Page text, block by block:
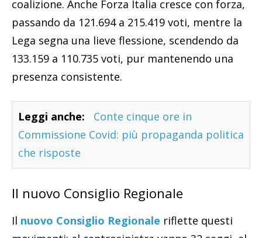
coalizione. Anche Forza Italia cresce con forza,
passando da 121.694 a 215.419 voti, mentre la
Lega segna una lieve flessione, scendendo da
133.159 a 110.735 voti, pur mantenendo una
presenza consistente.
Leggi anche:
Conte cinque ore in
Commissione Covid: più propaganda politica
che risposte
Il nuovo Consiglio Regionale
Il nuovo Consiglio Regionale riflette questi